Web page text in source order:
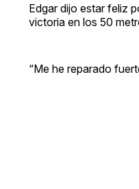
Edgar dijo estar feliz
victoria en los 50
“Me he reparado